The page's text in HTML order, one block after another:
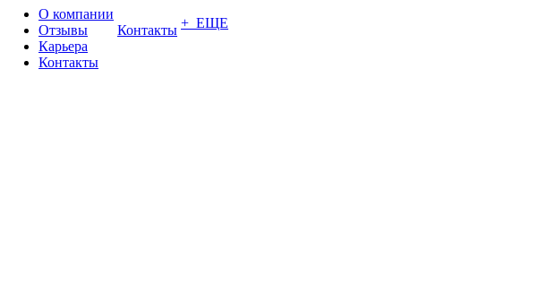
О компании
Отзывы
Карьера
Контакты
Контакты + ЕЩЕ